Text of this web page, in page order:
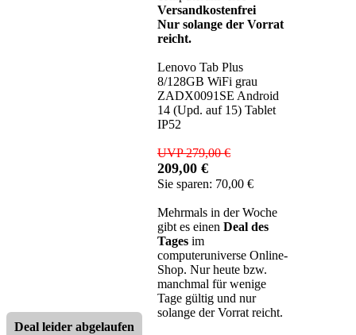
Versandkostenfrei
Nur solange der Vorrat
reicht.
Lenovo Tab Plus
8/128GB WiFi grau
ZADX0091SE Android
14 (Upd. auf 15) Tablet
IP52
UVP 279,00 €
209,00 €
Sie sparen: 70,00 €
Mehrmals in der Woche
gibt es einen Deal des
Tages im
computeruniverse Online-
Shop. Nur heute bzw.
manchmal für wenige
Tage gültig und nur
solange der Vorrat reicht.
Deal leider abgelaufen